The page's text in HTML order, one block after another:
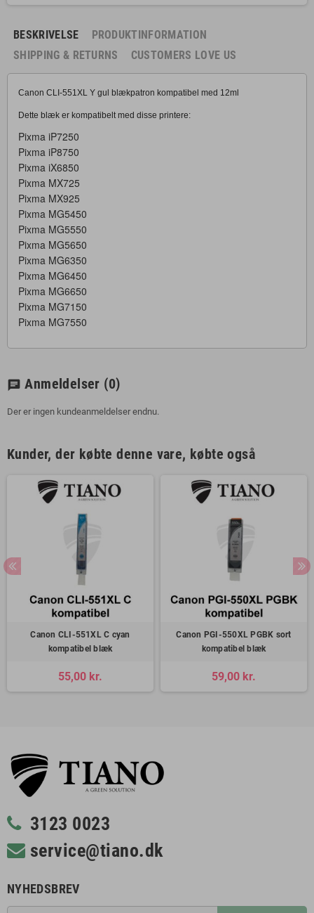
BESKRIVELSE
PRODUKTINFORMATION
SHIPPING & RETURNS
CUSTOMERS LOVE US
Canon CLI-551XL Y gul blækpatron kompatibel med 12ml
Dette blæk er kompatibelt med disse printere:
Pixma iP7250
Pixma iP8750
Pixma iX6850
Pixma MX725
Pixma MX925
Pixma MG5450
Pixma MG5550
Pixma MG5650
Pixma MG6350
Pixma MG6450
Pixma MG6650
Pixma MG7150
Pixma MG7550
chat Anmeldelser (0)
Der er ingen kundeanmeldelser endnu.
Kunder, der købte denne vare, købte også
Canon CLI-551XL C cyan
kompatibel blæk
55,00 kr.
Canon PGI-550XL PGBK sort
kompatibel blæk
59,00 kr.
3123 0023
service@tiano.dk
NYHEDSBREV